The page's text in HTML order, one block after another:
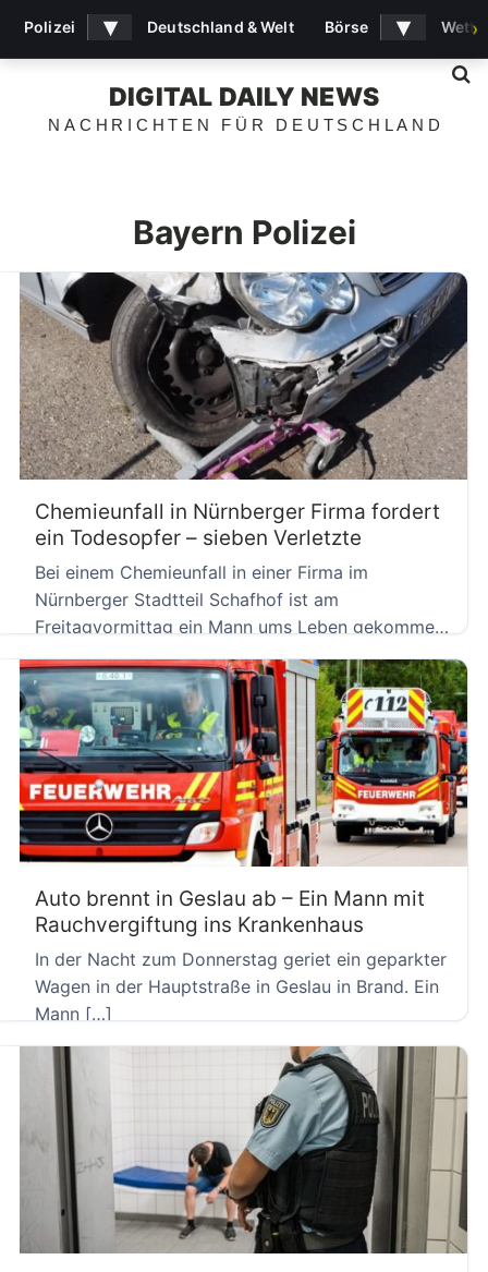
DIGITAL DAILY NEWS
NACHRICHTEN FÜR DEUTSCHLAND
Bayern Polizei
Chemieunfall in Nürnberger Firma fordert
ein Todesopfer – sieben Verletzte
Bei einem Chemieunfall in einer Firma im
Nürnberger Stadtteil Schafhof ist am
Freitagvormittag ein Mann ums Leben gekommen.
[…]
Auto brennt in Geslau ab – Ein Mann mit
Rauchvergiftung ins Krankenhaus
In der Nacht zum Donnerstag geriet ein geparkter
Wagen in der Hauptstraße in Geslau in Brand. Ein
Mann […]
Polizei ▾ Deutschland & Welt Börse ▾ ›